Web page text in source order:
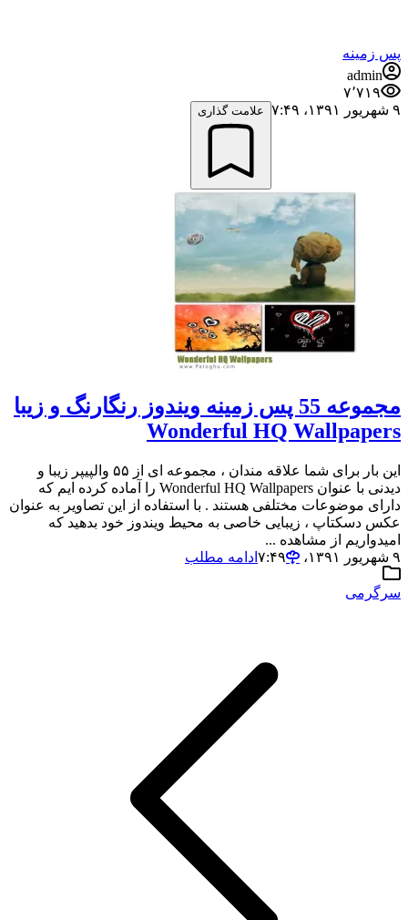
پس زمینه
admin
۷٬۷۱۹
۹ شهریور ۱۳۹۱،‏ ۷:۴۹
علامت گذاری
مجموعه 55 پس زمینه ویندوز رنگارنگ و زیبا
Wonderful HQ Wallpapers
این بار برای شما علاقه مندان ، مجموعه ای از ۵۵ والپیپر زیبا و
دیدنی با عنوان Wonderful HQ Wallpapers را آماده کرده ایم که
دارای موضوعات مختلفی هستند . با استفاده از این تصاویر به عنوان
عکس دسکتاپ ، زیبایی خاصی به محیط ویندوز خود بدهید که
امیدواریم از مشاهده ...
۹ شهریور ۱۳۹۱،‏ ۷:۴۹
ادامه مطلب
سرگرمی